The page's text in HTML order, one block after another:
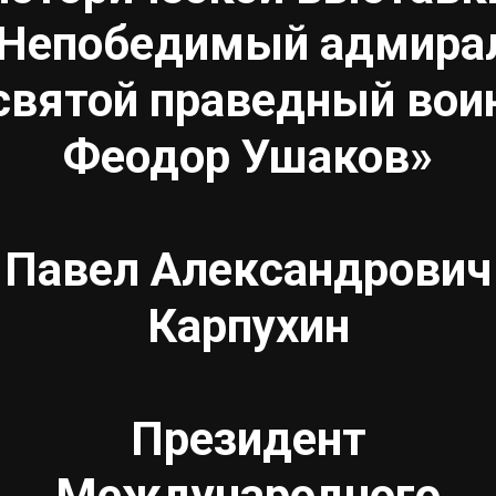
праведный
Феодор Ушаков»
Павел Александрович
Карпухин
Президент